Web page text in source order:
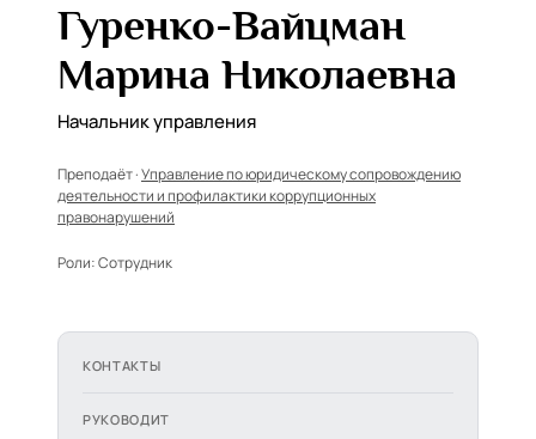
Гуренко-Вайцман
Марина Николаевна
Начальник управления
Преподаёт ·Управление по юридическому сопровождению
деятельности и профилактики коррупционных
правонарушений
Роли:Сотрудник
КОНТАКТЫ
РУКОВОДИТ